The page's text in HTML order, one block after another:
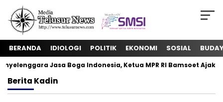
BERANDA IDIOLOGI POLITIK EKONOMI SOSIAL
Jasa Boga Indonesia, Ketua MPR RI Bamsoet Ajak
Berita Kadin